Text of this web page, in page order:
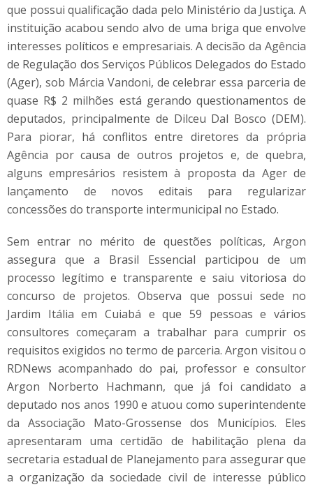
que possui qualificação dada pelo Ministério da Justiça. A
instituição acabou sendo alvo de uma briga que envolve
interesses políticos e empresariais. A decisão da Agência
de Regulação dos Serviços Públicos Delegados do Estado
(Ager), sob Márcia Vandoni, de celebrar essa parceria de
quase R$ 2 milhões está gerando questionamentos de
deputados, principalmente de Dilceu Dal Bosco (DEM).
Para piorar, há conflitos entre diretores da própria
Agência por causa de outros projetos e, de quebra,
alguns empresários resistem à proposta da Ager de
lançamento de novos editais para regularizar
concessões do transporte intermunicipal no Estado.
Sem entrar no mérito de questões políticas, Argon
assegura que a Brasil Essencial participou de um
processo legítimo e transparente e saiu vitoriosa do
concurso de projetos. Observa que possui sede no
Jardim Itália em Cuiabá e que 59 pessoas e vários
consultores começaram a trabalhar para cumprir os
requisitos exigidos no termo de parceria. Argon visitou o
RDNews acompanhado do pai, professor e consultor
Argon Norberto Hachmann, que já foi candidato a
deputado nos anos 1990 e atuou como superintendente
da Associação Mato-Grossense dos Municípios. Eles
apresentaram uma certidão de habilitação plena da
secretaria estadual de Planejamento para assegurar que
a organização da sociedade civil de interesse público